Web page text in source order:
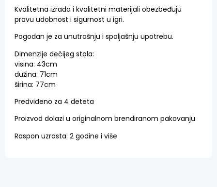
Kvalitetna izrada i kvalitetni materijali obezbeđuju
pravu udobnost i sigurnost u igri.
Pogodan je za unutrašnju i spoljašnju upotrebu.
Dimenzije dečijeg stola:
visina: 43cm
dužina: 71cm
širina: 77cm
Predviđeno za 4 deteta
Proizvod dolazi u originalnom brendiranom pakovanju
Raspon uzrasta: 2 godine i više